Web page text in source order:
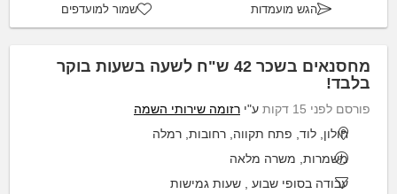
הגש מועמדות שמור למועדפים
מחסנאים בשכר 42 ש"ח לשעה בשעות בוקר
בלבד!
פורסם לפני 15 דקות ע"י רזומה שירותי השמה
חולון, לוד, פתח תקווה, רחובות, רמלה
משמרות, משרה מלאה
עבודה בסופי שבוע
שעות גמישות